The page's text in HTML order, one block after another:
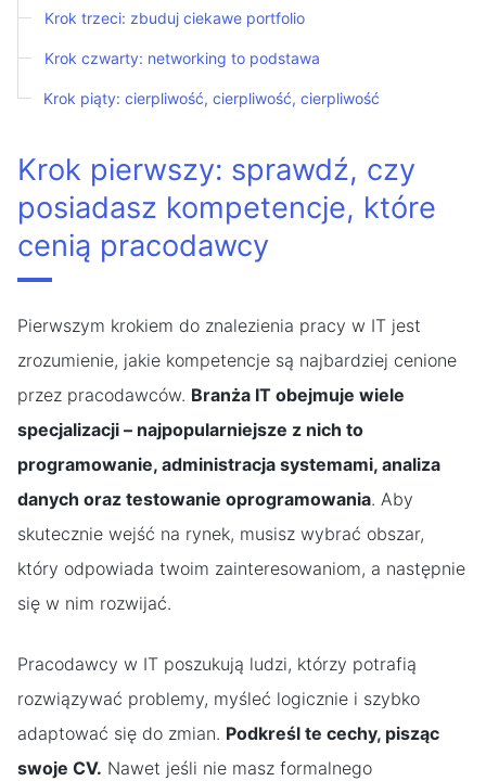
Krok trzeci: zbuduj ciekawe portfolio
Krok czwarty: networking to podstawa
Krok piąty: cierpliwość, cierpliwość, cierpliwość
Krok pierwszy: sprawdź, czy
posiadasz kompetencje, które
cenią pracodawcy
Pierwszym krokiem do znalezienia pracy w IT jest
zrozumienie, jakie kompetencje są najbardziej cenione
przez pracodawców. Branża IT obejmuje wiele
specjalizacji – najpopularniejsze z nich to
programowanie, administracja systemami, analiza
danych oraz testowanie oprogramowania. Aby
skutecznie wejść na rynek, musisz wybrać obszar,
który odpowiada twoim zainteresowaniom, a następnie
się w nim rozwijać.
Pracodawcy w IT poszukują ludzi, którzy potrafią
rozwiązywać problemy, myśleć logicznie i szybko
adaptować się do zmian. Podkreśl te cechy, pisząc
swoje CV. Nawet jeśli nie masz formalnego